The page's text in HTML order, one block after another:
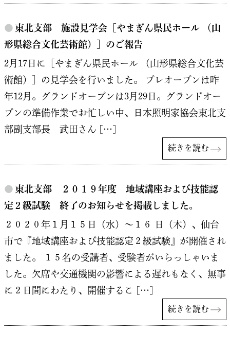
● 東北支部 施設見学会［やまぎん県民ホール （山
形県総合文化芸術館）］のご報告
2月17日に［やまぎん県民ホール （山形県総合文化芸
術館）］の見学会を行いました。 プレオープンは昨
年12月。グランドオープンは3月29日。グランドオー
プンの準備作業でお忙しい中、日本照明家協会東北支
部副支部長 武田さん […]
続きを読む
● 東北支部 ２０１９年度 地域講座および技能認
定２級試験 終了のお知らせを掲載しました。
２０２０年１月１５日（水）～１６ 日（木）、仙台
市で『地域講座および技能認定２級試験』が開催され
ました。 １５名の受講者、受験者がいらっしゃいま
した。欠席や交通機関の影響による遅れもなく、無事
に２日間にわたり、開催するこ […]
続きを読む